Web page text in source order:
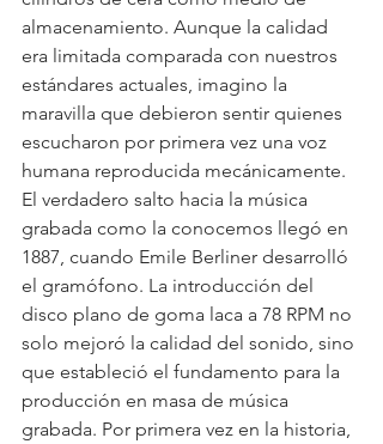
almacenamiento. Aunque la calidad
era limitada comparada con nuestros
estándares actuales, imagino la
maravilla que debieron sentir quienes
escucharon por primera vez una voz
humana reproducida mecánicamente.
El verdadero salto hacia la música
grabada como la conocemos llegó en
1887, cuando Emile Berliner desarrolló
el gramófono. La introducción del
disco plano de goma laca a 78 RPM no
solo mejoró la calidad del sonido, sino
que estableció el fundamento para la
producción en masa de música
grabada. Por primera vez en la historia,